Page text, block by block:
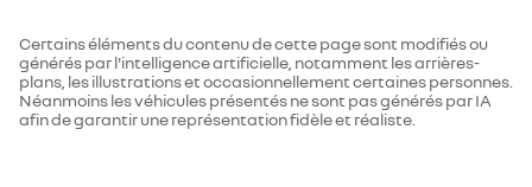
Certains éléments du contenu de cette page sont modifiés ou
générés par l'intelligence artificielle, notamment les arrières-
plans, les illustrations et occasionnellement certaines personnes.
Néanmoins les véhicules présentés ne sont pas générés par IA
afin de garantir une représentation fidèle et réaliste.